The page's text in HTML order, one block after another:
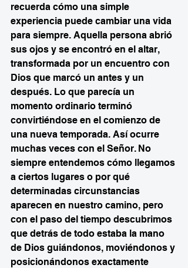
recuerda cómo una simple
experiencia puede cambiar una vida
para siempre. Aquella persona abrió
sus ojos y se encontró en el altar,
transformada por un encuentro con
Dios que marcó un antes y un
después. Lo que parecía un
momento ordinario terminó
convirtiéndose en el comienzo de
una nueva temporada. Así ocurre
muchas veces con el Señor. No
siempre entendemos cómo llegamos
a ciertos lugares o por qué
determinadas circunstancias
aparecen en nuestro camino, pero
con el paso del tiempo descubrimos
que detrás de todo estaba la mano
de Dios guiándonos, moviéndonos y
posicionándonos exactamente